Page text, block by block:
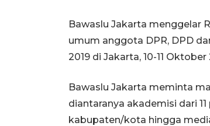
Bawaslu Jakarta menggelar
umum anggota DPR, DPD
2019 di Jakarta, 10-11 Oktober
Bawaslu Jakarta meminta
diantaranya akademisi dari
kabupaten/kota hingga